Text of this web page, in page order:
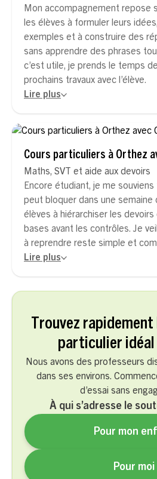
Trouvez
particulier idéal
Nous avons des professeurs
dans ses environs.
d’essai sans
À qui s’adresse le
Pour mon
Pour moi
Mon accompagnement repose
les élèves à formuler leurs
exemples et à construire des
sans apprendre des phrases
c’est utile, je prends le temps
prochains travaux avec l’élève.
Lire plus
Cours particuliers à Orthez
Maths, SVT et aide aux devoirs
Encore étudiant, je me
peut bloquer dans une semaine
élèves à hiérarchiser les
bases avant les contrôles. Je
à reprendre reste simple et
Lire plus